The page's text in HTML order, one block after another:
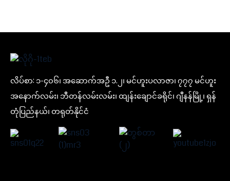
လိပ်စာ: ၁-၄၀၆၊ အဆောက်အဦ ၁.၂၊ မင်ဟူးပလာဇာ၊ ၇၇၇ မင်ဟူး
အနောက်လမ်း၊ ဘီတန်လမ်းလမ်း၊ ထျန်းချောင်ခရိုင်၊ ဂျီနန်မြို့၊ ရှန်
တုံပြည်နယ်၊ တရုတ်နိုင်ငံ